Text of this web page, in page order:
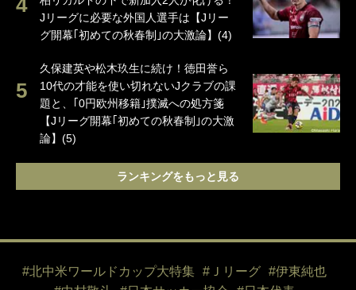
Jリーグに必要な外国人選手は【Jリー
グ開幕｢初めての秋春制｣の大激論】(4)
久保建英や松木玖生に続け！徳田誉ら
10代の才能を使い切れないJクラブの課
題と、｢0円欧州移籍｣撲滅への処方箋
【Jリーグ開幕｢初めての秋春制｣の大激
論】(5)
ランキングをもっと見る
#北中米ワールドカップ大特集 #Ｊリーグ
#伊東純也